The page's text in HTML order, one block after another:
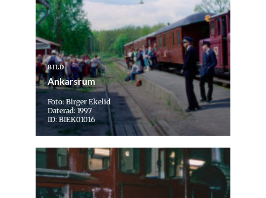
BILD
Ankarsrum
Foto: Birger Ekelid
Daterad: 1997
ID: BIEK01016